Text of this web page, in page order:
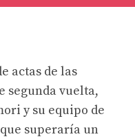
actas de las
segunda vuelta,
y su equipo de
superaría un